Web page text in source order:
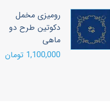
رومیزی مخمل
دکوتین طرح دو
ماهی
1,100,000 تومان